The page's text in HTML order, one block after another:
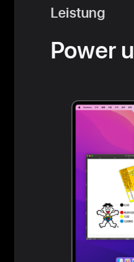
Leistung
Power